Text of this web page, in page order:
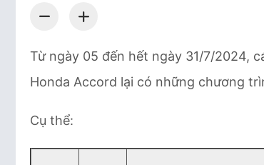
Từ ngày 05 đến hết ngày 31/7/2024,
Honda Accord lại có những chương
Cụ thể: